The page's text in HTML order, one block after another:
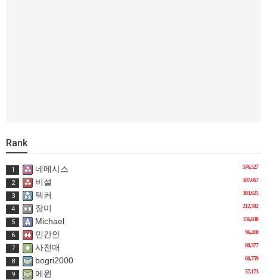
Rank
576,527
1 네메시스
507,667
2 비설
303,625
3 텍커
212,502
4 장미
156,038
5 Michael
96,410
6 민간인
80,377
7 사천매
60,759
8 bogri2000
57,173
9 에윈